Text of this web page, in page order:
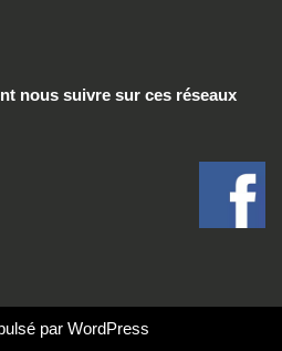
nous suivre sur ces réseaux
par WordPress